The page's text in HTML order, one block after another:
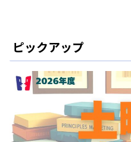
ピックアップ